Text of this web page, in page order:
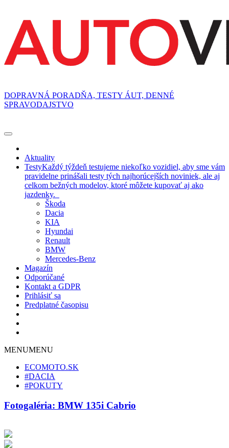
DOPRAVNÁ PORADŇA, TESTY ÁUT, DENNÉ
SPRAVODAJSTVO
Aktuality
TestyKaždý týždeň testujeme niekoľko vozidiel, aby sme vám
pravidelne prinášali testy tých najhorúcejších noviniek, ale aj
celkom bežných modelov, ktoré môžete kupovať aj ako
jazdenky.
Škoda
Dacia
KIA
Hyundai
Renault
BMW
Mercedes-Benz
Magazín
Odporúčané
Kontakt a GDPR
Prihlásiť sa
Predplatné časopisu
MENUMENU
ECOMOTO.SK
#DACIA
#POKUTY
Fotogaléria: BMW 135i Cabrio